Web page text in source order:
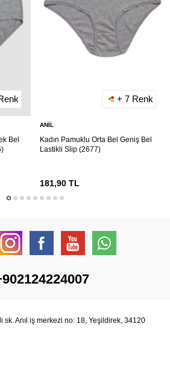
Bel
+ 7 Renk
ANIL
Kadın Pamuklu Orta Bel Geniş Bel
Lastikli Slip (2677)
181,90TL
sk. Anıl iş merkezi no: 18, Yeşildirek, 34120